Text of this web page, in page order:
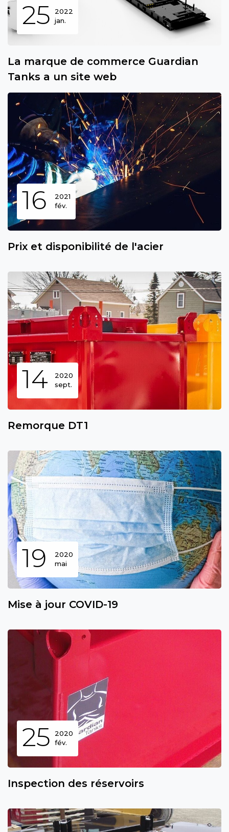
25
2022
jan.
La marque de commerce Guardian
Tanks a un site web
16
2021
fév.
Prix et disponibilité de l'acier
14
2020
sept.
Remorque DT1
19
2020
mai
Mise à jour COVID-19
25
2020
fév.
Inspection des réservoirs